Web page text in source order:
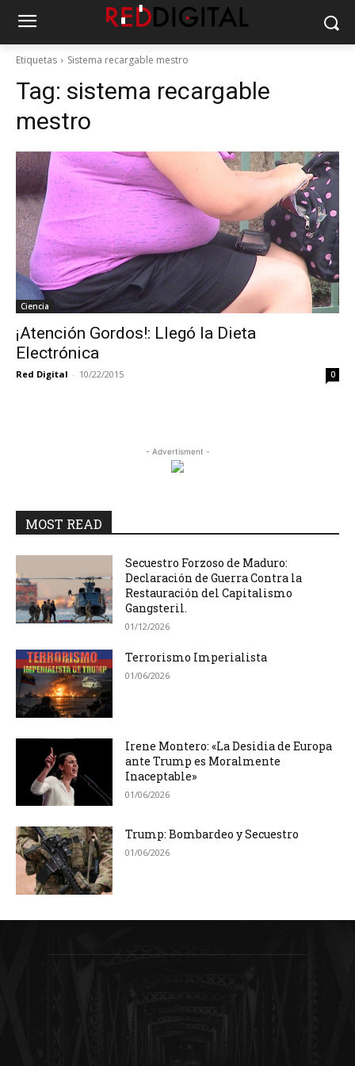
Etiquetas Sistema recargable mestro
Tag: sistema recargable
mestro
Ciencia
¡Atención Gordos!: Llegó la Dieta
Electrónica
Red Digital - 10/22/2015 0
- Advertisment -
MOST READ
Secuestro Forzoso de Maduro:
Declaración de Guerra Contra la
Restauración del Capitalismo
Gangsteril.
01/12/2026
Terrorismo Imperialista
01/06/2026
Irene Montero: «La Desidia de Europa
ante Trump es Moralmente
Inaceptable»
01/06/2026
Trump: Bombardeo y Secuestro
01/06/2026